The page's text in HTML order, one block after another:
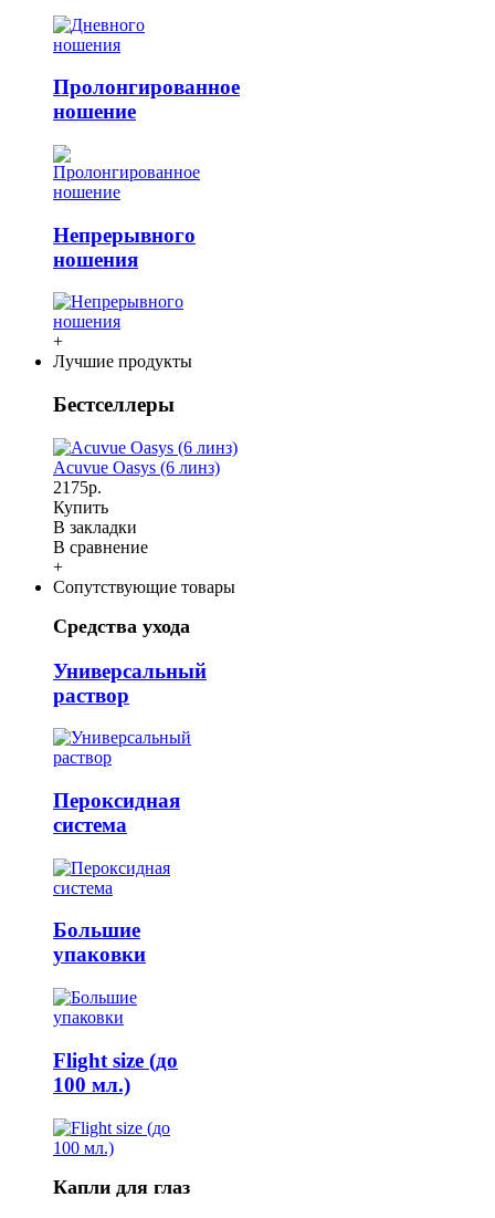
Пролонгированное
ношение
Непрерывного
ношения
+
Лучшие продукты
Бестселлеры
Acuvue Oasys (6 линз)
2175р.
Купить
В закладки
В сравнение
+
Сопутствующие товары
Средства ухода
Универсальный
раствор
Пероксидная
система
Большие
упаковки
Flight size (до
100 мл.)
Капли для глаз